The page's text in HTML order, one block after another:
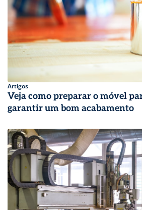
Artigos
Veja como preparar o móvel
garantir um bom acabamento